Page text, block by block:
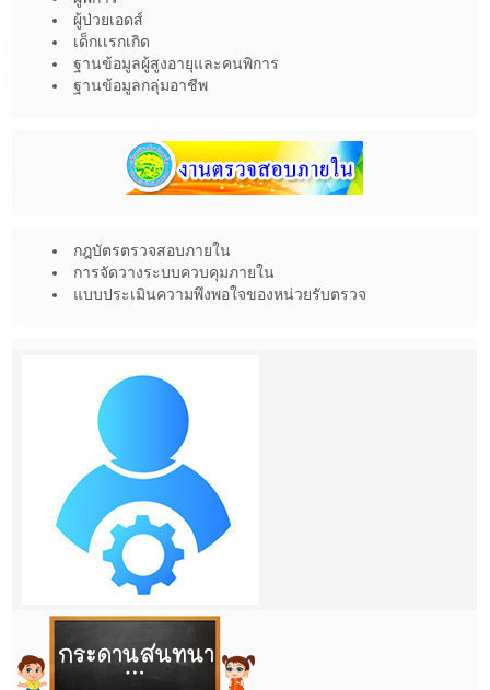
ผู้ป่วยเอดส์
เด็กเเรกเกิด
ฐานข้อมูลผู้สูงอายุและคนพิการ
ฐานข้อมูลกลุ่มอาชีพ
กฎบัตรตรวจสอบภายใน
การจัดวางระบบควบคุมภายใน
แบบประเมินความพึงพอใจของหน่วยรับตรวจ